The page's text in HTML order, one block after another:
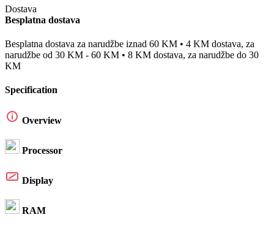
Besplatna dostava
Besplatna dostava za narudžbe iznad 60 KM • 4 KM dostava, za
narudžbe od 30 KM - 60 KM • 8 KM dostava, za narudžbe do 30
KM
Specification
Overview
Processor
Display
RAM